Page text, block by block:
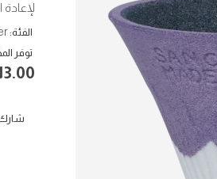
لإعادة
الفئة:
توفر